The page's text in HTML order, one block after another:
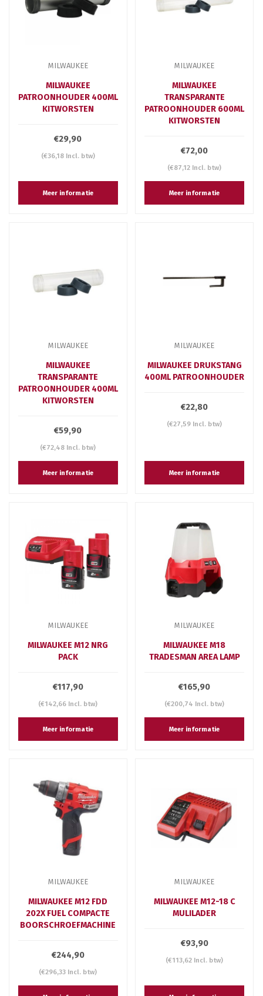
MILWAUKEE
MILWAUKEE
PATROONHOUDER 400ML
KITWORSTEN
€29,90
(€36,18 Incl. btw)
Meer informatie
MILWAUKEE
MILWAUKEE
TRANSPARANTE
PATROONHOUDER 600ML
KITWORSTEN
€72,00
(€87,12 Incl. btw)
Meer informatie
MILWAUKEE
MILWAUKEE
TRANSPARANTE
PATROONHOUDER 400ML
KITWORSTEN
€59,90
(€72,48 Incl. btw)
Meer informatie
MILWAUKEE
MILWAUKEE DRUKSTANG
400ML PATROONHOUDER
€22,80
(€27,59 Incl. btw)
Meer informatie
MILWAUKEE
MILWAUKEE M12 NRG
PACK
€117,90
(€142,66 Incl. btw)
Meer informatie
MILWAUKEE
MILWAUKEE M18
TRADESMAN AREA LAMP
€165,90
(€200,74 Incl. btw)
Meer informatie
MILWAUKEE
MILWAUKEE M12 FDD
202X FUEL COMPACTE
BOORSCHROEFMACHINE
€244,90
(€296,33 Incl. btw)
MILWAUKEE
MILWAUKEE M12-18 C
MULILADER
€93,90
(€113,62 Incl. btw)